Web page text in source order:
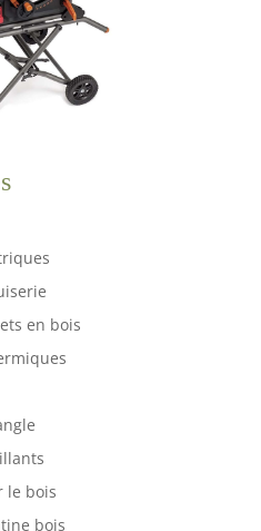
en bois
le bois
bois